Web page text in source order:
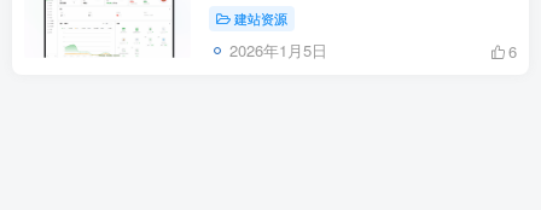
建站资源
2026年1月5日 6